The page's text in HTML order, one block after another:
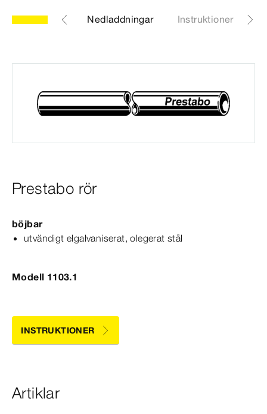
Artiklar Nedladdningar Instruktioner
Prestabo rör
böjbar
utvändigt elgalvaniserat, olegerat stål
Modell 1103.1
INSTRUKTIONER
Artiklar